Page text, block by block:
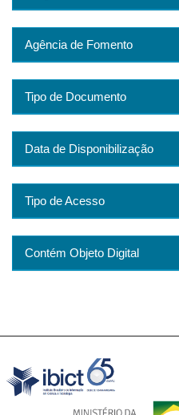
Agência de Fomento
Tipo de Documento
Data de Disponibilização
Tipo de Acesso
Contém Objeto Digital